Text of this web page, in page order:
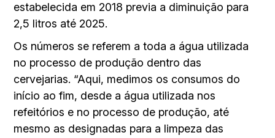
estabelecida em 2018 previa a diminuição para
2,5 litros até 2025.
Os números se referem a toda a água utilizada
no processo de produção dentro das
cervejarias. “Aqui, medimos os consumos do
início ao fim, desde a água utilizada nos
refeitórios e no processo de produção, até
mesmo as designadas para a limpeza das